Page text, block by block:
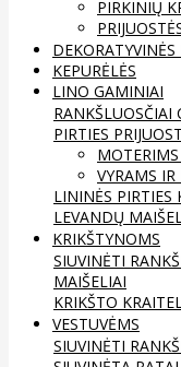
PIRKINIŲ
DEKORATYVINĖS
KEPURĖLĖS
LINO GAMINIAI
RANKŠLUOSČIAI
PIRTIES
VYRAMS
LININĖS PIRTIES
LEVANDŲ
KRIKŠTYNOMS
SIUVINĖTI
MAIŠELIAI
KRIKŠTO
VESTUVĖMS
SIUVINĖTI